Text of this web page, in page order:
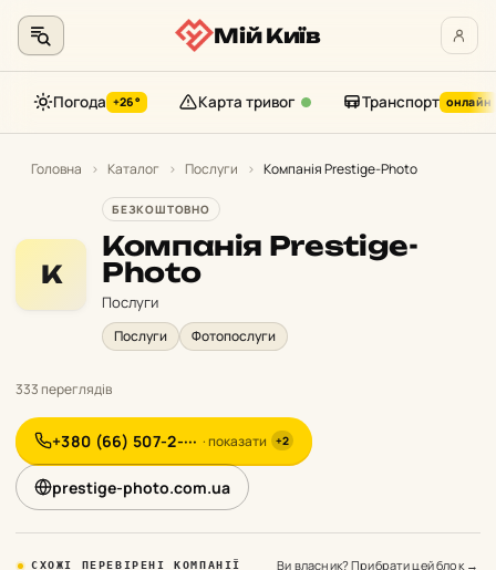
Мій Київ
Погода +26° Карта тривог Транспорт онлайн
Головна › Каталог › Послуги › Компанія Prestige-Photo
К
БЕЗКОШТОВНО
Компанія Prestige-
Photo
Послуги
Послуги Фотопослуги
333 переглядів
+380 (66) 507-2-··· · показати +2
prestige-photo.com.ua
СХОЖІ ПЕРЕВІРЕНІ КОМПАНІЇ Ви власник? Прибрати цей блок →